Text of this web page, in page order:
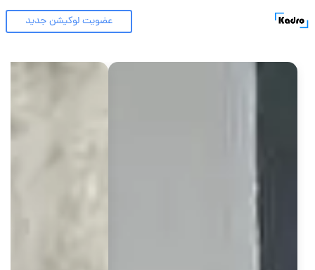
عضویت لوکیشن جدید